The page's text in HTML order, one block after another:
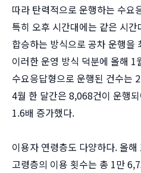
따라 탄력적으로 운행하는 수요
특히 오후 시간대에는 같은 시
합승하는 방식으로 공차 운행을
이러한 운영 방식 덕분에 올해 1
수요응답형으로 운행된 건수는
4월 한 달간은 8,068건이 운행
1.6배 증가했다.
이용자 연령층도 다양하다. 올
고령층의 이용 횟수는 총 1만